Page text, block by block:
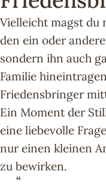
Vielleicht magst du
den ein oder
sondern ihn auch
Familie
Friedensbringer
Ein Moment der
eine liebevolle
nur einen kleinen
zu bewirken.